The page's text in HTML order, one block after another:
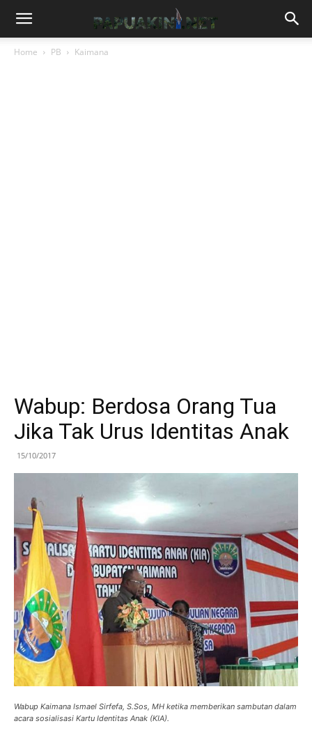
Home PB Kaimana
Wabup: Berdosa Orang Tua
Jika Tak Urus Identitas Anak
15/10/2017
Wabup Kaimana Ismael Sirfefa, S.Sos, MH ketika memberikan sambutan dalam
acara sosialisasi Kartu Identitas Anak (KIA).